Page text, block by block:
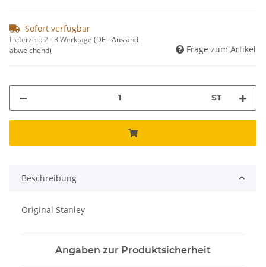
Sofort verfügbar
Lieferzeit:2 - 3 Werktage (DE - Ausland
abweichend)
Frage zum Artikel
ST
Beschreibung
Original Stanley
Angaben zur Produktsicherheit